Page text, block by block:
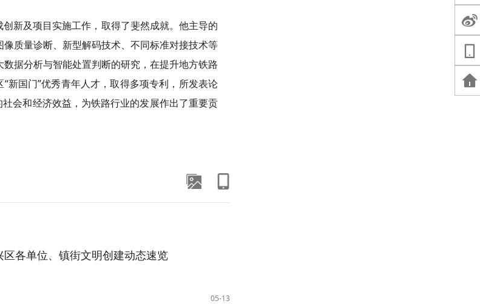
新及项目实施工作，取得了斐然成就。他主导的
质量诊断、新型解码技术、不同标准对接技术等
据分析与智能处置判断的研究，在提升地方铁路
新国门”优秀青年人才，取得多项专利，所发表论
会和经济效益，为铁路行业的发展作出了重要贡
区各单位、镇街文明创建动态速览
05-13